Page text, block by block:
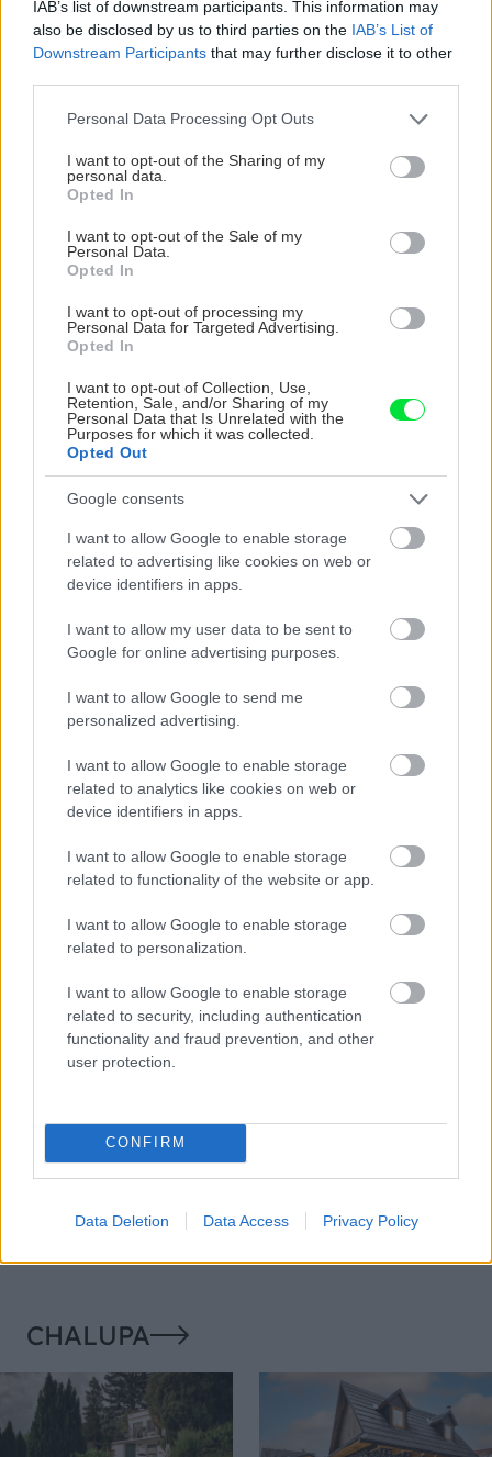
IAB’s list of downstream participants. This information may
also be disclosed by us to third parties on the IAB’s List of
Downstream Participants that may further disclose it to other
Please note that this website/app uses one or more Google
not limited to your visit or usage behaviour. You may click to
grant or deny consent to Google and its third-party tags to
use your data for below specified purposes in below Google
consent section.
Personal Data Processing Opt Outs
I want to opt-out of the Sharing of my
personal data.
Opted In
I want to opt-out of the Sale of my
Personal Data.
Opted In
I want to opt-out of processing my
Personal Data for Targeted Advertising.
Opted In
I want to opt-out of Collection, Use,
Retention, Sale, and/or Sharing of my
Personal Data that Is Unrelated with the
Purposes for which it was collected.
Opted Out
Google consents
I want to allow Google to enable storage
related to advertising like cookies on web or
device identifiers in apps.
I want to allow my user data to be sent to
Google for online advertising purposes.
I want to allow Google to send me
personalized advertising.
I want to allow Google to enable storage
related to analytics like cookies on web or
device identifiers in apps.
I want to allow Google to enable storage
related to functionality of the website or app.
I want to allow Google to enable storage
related to personalization.
I want to allow Google to enable storage
related to security, including authentication
functionality and fraud prevention, and other
user protection.
CONFIRM
Data Deletion Data Access Privacy Policy
KOMENTÁRE Pridať komentár
VIDEO
Chcete dominantu interiéru,
ktorá pritiahne pohľady?
Vyrobte si takéto masívne
ako to vyriešiť
sucho a teplo? Tieto
vysaďte na miesta, na
Nemusí to byť len
levanduľa! 7 fialových
krások, ktoré rozžiaria
Môže aspirín zachrániť
rastliny? Pravda vás
Júlový reštart uhoriek
podporiť k druhej vlne
CHALUPA